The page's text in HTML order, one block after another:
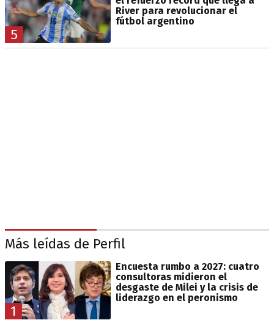
5
River para revolucionar el
fútbol argentino
Más leídas de Perfil
1
Encuesta rumbo a 2027: cuatro
consultoras midieron el
desgaste de Milei y la crisis de
liderazgo en el peronismo